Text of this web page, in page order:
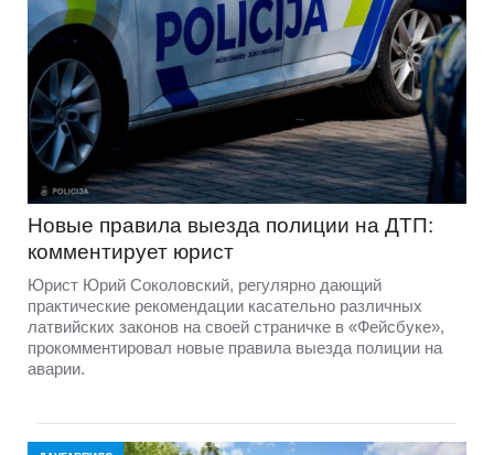
Новые правила выезда полиции на ДТП:
комментирует юрист
Юрист Юрий Соколовский, регулярно дающий
практические рекомендации касательно различных
латвийских законов на своей страничке в «Фейсбуке»,
прокомментировал новые правила выезда полиции на
аварии.